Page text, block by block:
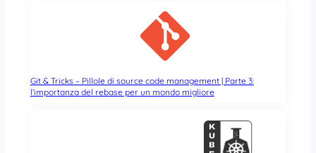
Git & Tricks – Pillole di source code management | Parte 3:
l’importanza del rebase per un mondo migliore